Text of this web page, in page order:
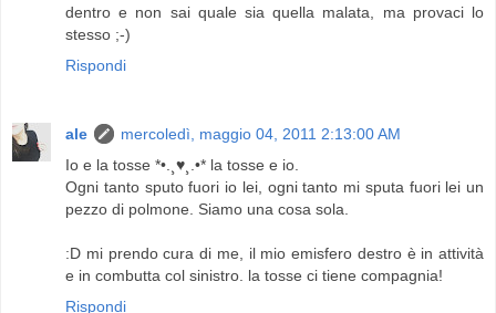
dentro e non sai quale sia quella malata, ma provaci lo
stesso ;-)
Rispondi
ale
mercoledì, maggio 04, 2011 2:13:00 AM
Io e la tosse *•.¸♥¸.•* la tosse e io.
Ogni tanto sputo fuori io lei, ogni tanto mi sputa fuori lei un
pezzo di polmone. Siamo una cosa sola.
:D mi prendo cura di me, il mio emisfero destro è in attività
e in combutta col sinistro. la tosse ci tiene compagnia!
Rispondi